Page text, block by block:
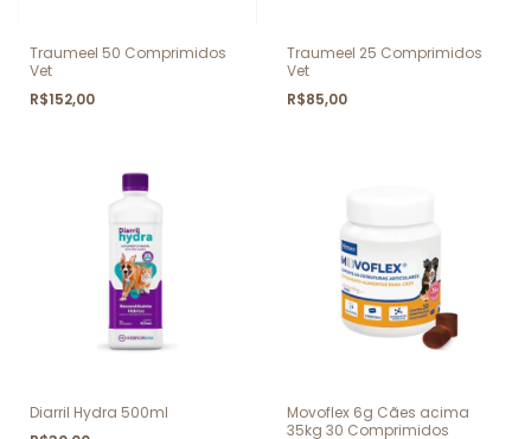
Traumeel 50 Comprimidos
Vet
R$152,00
Traumeel 25 Comprimidos
Vet
R$85,00
Diarril Hydra 500ml
Movoflex 6g Cães acima
35kg 30 Comprimidos